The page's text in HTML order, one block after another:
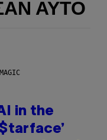
ΑΥΤΌ
in the